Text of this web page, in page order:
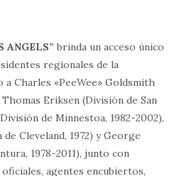
ANGELS” brinda un acceso único
regionales de la
Charles «PeeWee» Goldsmith
Eriksen (División de San
de Minnestoa, 1982-2002),
Cleveland, 1972) y George
1978-2011), junto con
agentes encubiertos,